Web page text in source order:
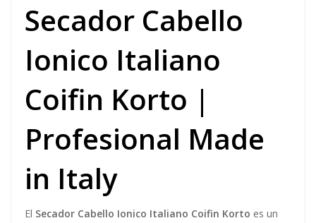
Secador Cabello
Ionico Italiano
Coifin Korto |
Profesional Made
in Italy
El Secador Cabello Ionico Italiano Coifin Korto es un